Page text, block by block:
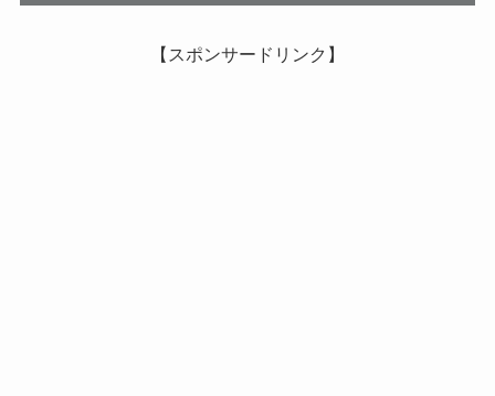
【スポンサードリンク】